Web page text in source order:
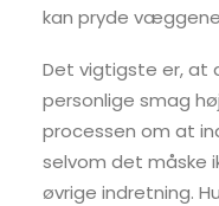
kan pryde
Det vigtigste er, at
personlige smag
processen om at
selvom det måske
øvrige indretning.